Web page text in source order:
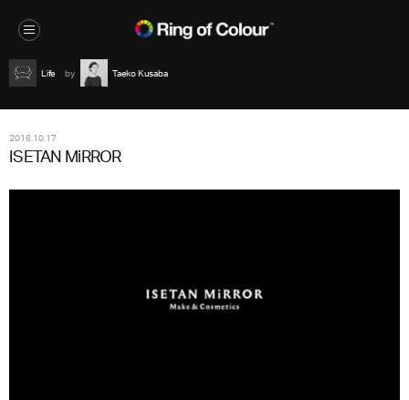
Life Taeko Kusaba
2016.10.17
ISETAN MiRROR